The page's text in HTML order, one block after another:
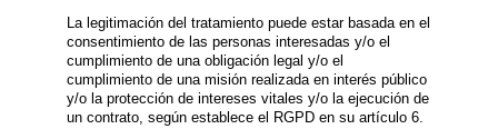
La legitimación del tratamiento puede estar basada en el
consentimiento de las personas interesadas y/o el
cumplimiento de una obligación legal y/o el
cumplimiento de una misión realizada en interés público
y/o la protección de intereses vitales y/o la ejecución de
un contrato, según establece el RGPD en su artículo 6.